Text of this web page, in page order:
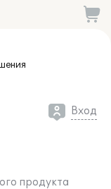
Вход
продукта